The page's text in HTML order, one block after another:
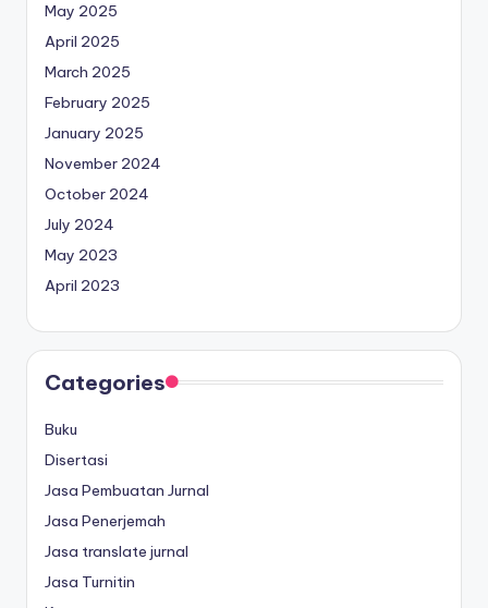
May 2025
April 2025
March 2025
February 2025
January 2025
November 2024
October 2024
July 2024
May 2023
April 2023
Categories
Buku
Disertasi
Jasa Pembuatan Jurnal
Jasa Penerjemah
Jasa translate jurnal
Jasa Turnitin